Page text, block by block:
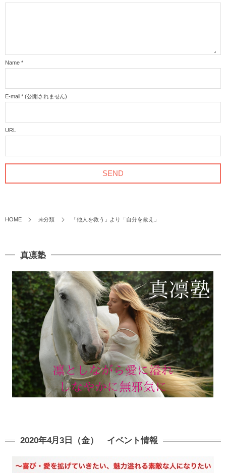
Name *
E-mail * (公開されません)
URL
HOME 未分類 「他人を救う」より「自分を救え」
真凛塾
2020年4月3日（金） イベント情報